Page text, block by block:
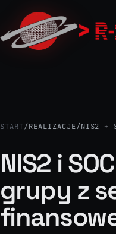
START/REALIZACJE/NIS2 +
NIS2 i
grupy z